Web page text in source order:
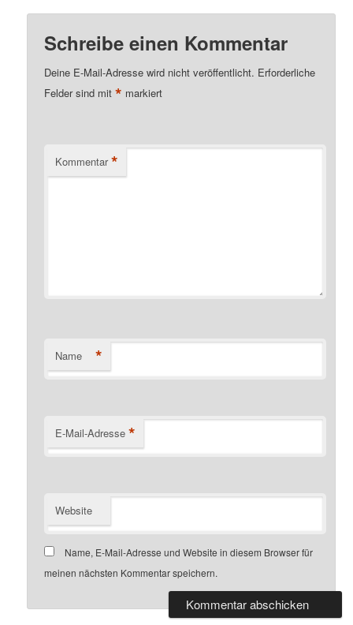
Schreibe einen Kommentar
Deine E-Mail-Adresse wird nicht veröffentlicht. Erforderliche
Felder sind mit* markiert
Kommentar *
Name *
E-Mail-Adresse *
Website
Name, E-Mail-Adresse und Website in diesem Browser für
meinen nächsten Kommentar speichern.